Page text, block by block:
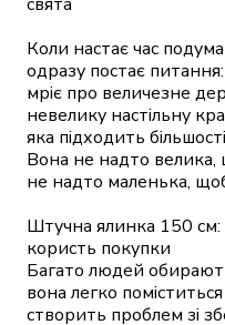
Коли настає час
одразу постає
мріє про величезне
невелику настільну
яка підходить
Вона не надто велика,
не надто маленька,
Штучна ялинка 150 см:
користь покупки
Багато людей
вона легко
створить проблем зі